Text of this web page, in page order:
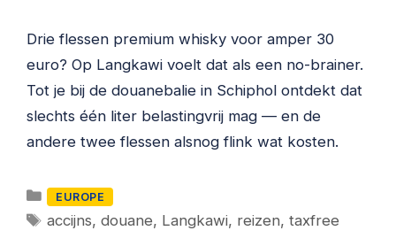
Drie flessen premium whisky voor amper 30
euro? Op Langkawi voelt dat als een no-brainer.
Tot je bij de douanebalie in Schiphol ontdekt dat
slechts één liter belastingvrij mag — en de
andere twee flessen alsnog flink wat kosten.
Categorieën
EUROPE
Tags
accijns,douane, Langkawi, reizen,taxfree